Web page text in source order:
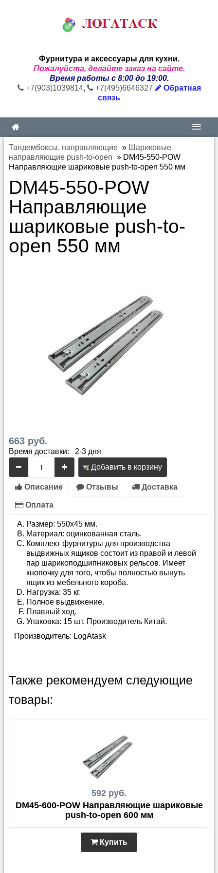
Фурнитура и аксессуары для кухни.
Пожалуйста, делайте заказ на сайте.
Время работы с 8:00 до 19:00.
+7(903)1039814, +7(495)6646327
Обратная
связь
Тандембоксы, направляющие » Шариковые
направляющие push-to-open » DM45-550-POW
Направляющие шариковые push-to-open 550 мм
DM45-550-POW
Направляющие
шариковые push-to-
open 550 мм
663 руб.
Время доставки: 2-3 дня
Добавить в корзину
Описание Отзывы Доставка
Оплата
Размер: 550х45 мм.
Материал: оцинкованная сталь.
Комплект фурнитуры для производства
выдвижных ящиков состоит из правой и левой
пар шарикоподшипниковых рельсов. Имеет
кнопочку для того, чтобы полностью вынуть
ящик из мебельного короба.
Нагрузка: 35 кг.
Полное выдвижение.
Плавный ход.
Упаковка: 15 шт. Производитель Китай.
Производитель: LogAtask
Также рекомендуем следующие
товары:
592 руб.
DM45-600-POW Направляющие шариковые
push-to-open 600 мм
Купить